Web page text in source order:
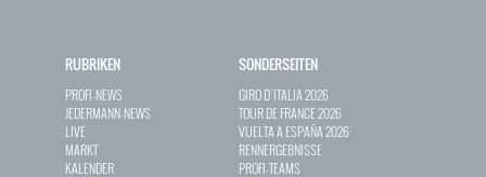
RUBRIKEN
PROFI-NEWS
JEDERMANN-NEWS
LIVE
MARKT
KALENDER
SONDERSEITEN
GIRO D`ITALIA 2026
TOUR DE FRANCE 2026
VUELTA A ESPAÑA 2026
RENNERGEBNISSE
PROFI-TEAMS